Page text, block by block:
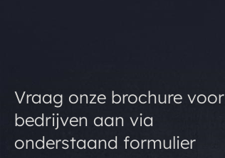
Vraag onze brochure voor
bedrijven aan via
onderstaand formulier